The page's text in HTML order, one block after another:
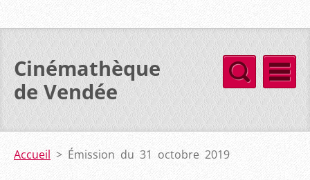
Cinémathèque
de Vendée
Accueil > Émission du 31 octobre 2019